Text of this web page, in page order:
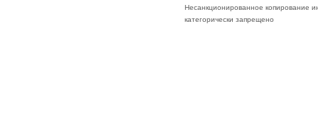
Несанкционированное копирование
категорически запрещено